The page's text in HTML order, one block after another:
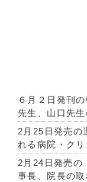
６月２日発刊
先生、山口先
2月25日発売の
れる病院・ク
2月24日発売の
事長、院長の